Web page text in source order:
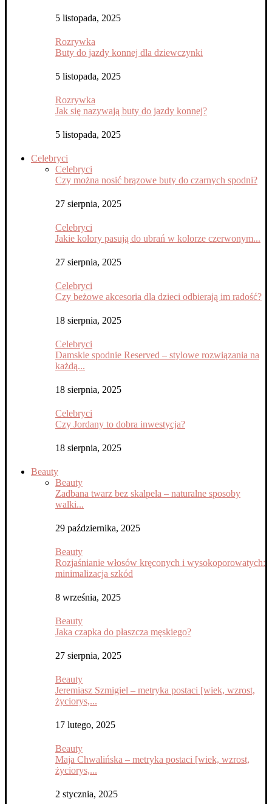
5 listopada, 2025
Rozrywka
Buty do jazdy konnej dla dziewczynki
5 listopada, 2025
Rozrywka
Jak się nazywają buty do jazdy konnej?
5 listopada, 2025
Celebryci
Celebryci
Czy można nosić brązowe buty do czarnych spodni?
27 sierpnia, 2025
Celebryci
Jakie kolory pasują do ubrań w kolorze czerwonym...
27 sierpnia, 2025
Celebryci
Czy beżowe akcesoria dla dzieci odbierają im radość?
18 sierpnia, 2025
Celebryci
Damskie spodnie Reserved – stylowe rozwiązania na
każdą...
18 sierpnia, 2025
Celebryci
Czy Jordany to dobra inwestycja?
18 sierpnia, 2025
Beauty
Beauty
Zadbana twarz bez skalpela – naturalne sposoby
walki...
29 października, 2025
Beauty
Rozjaśnianie włosów kręconych i wysokoporowatych:
minimalizacja szkód
8 września, 2025
Beauty
Jaka czapka do płaszcza męskiego?
27 sierpnia, 2025
Beauty
Jeremiasz Szmigiel – metryka postaci [wiek, wzrost,
życiorys,...
17 lutego, 2025
Beauty
Maja Chwalińska – metryka postaci [wiek, wzrost,
życiorys,...
2 stycznia, 2025